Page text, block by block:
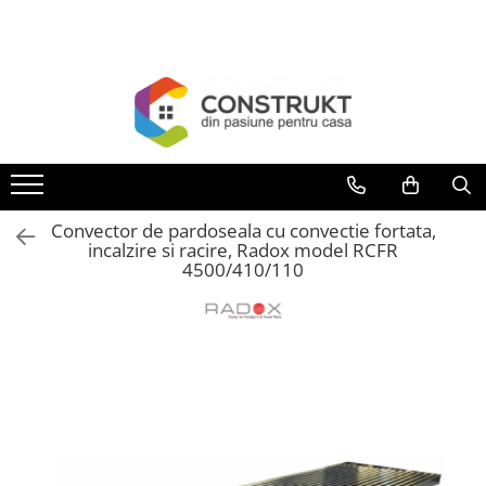
Termoseminee, seminee si sobe
Cazane pe combustibil solid
Cazane pe combustibil gazos/lichid
Termostate de ambient
Aeroterme si destratificatoare de
Convector de pardoseala cu convectie fortata,
incalzire si racire, Radox model RCFR
4500/410/110